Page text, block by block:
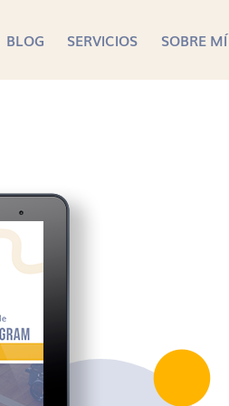
BLOG SERVICIOS SOBRE MÍ